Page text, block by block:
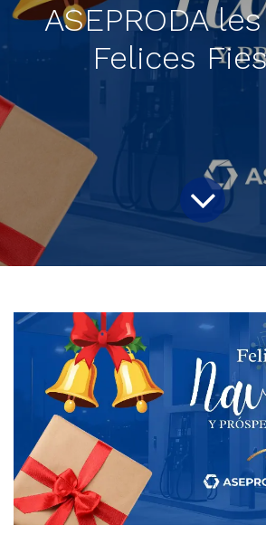
ASEPRODA
Felices